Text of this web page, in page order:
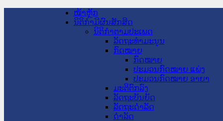
ໜ້າຫຼັກ
ນິຕິກໍາມີຜົນສັກສິດ
ນິຕິກໍາຕາມປະເພດ
ລັດຖະທໍາມະນູນ
ກົດໝາຍ
ກົດໝາຍ
ປະມວນກົດໝາຍ ແພ່ງ
ປະມວນກົດໝາຍ ອາຍາ
ມະຕິຕົກລົງ
ລັດຖະບັນຍັດ
ລັດຖະດໍາລັດ
ດໍາລັດ